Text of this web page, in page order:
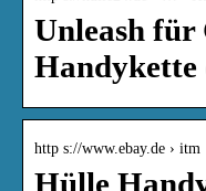
Unleash für
http s://www.ebay.de › itm
Hülle